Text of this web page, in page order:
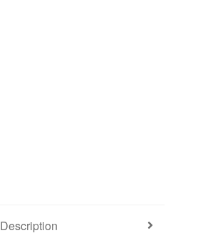
Description